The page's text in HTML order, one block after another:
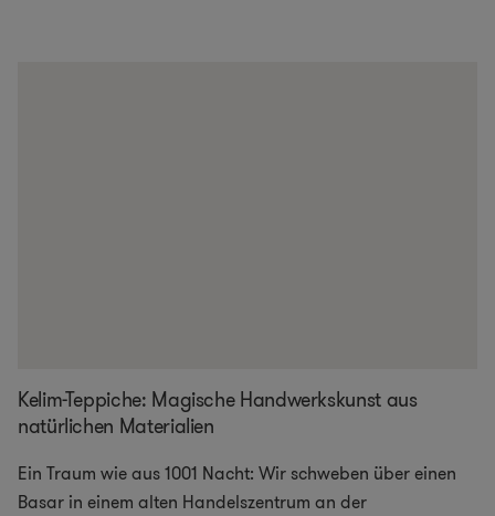
Kelim-Teppiche: Magische Handwerkskunst aus
natürlichen Materialien
Ein Traum wie aus 1001 Nacht: Wir schweben über einen
Basar in einem alten Handelszentrum an der